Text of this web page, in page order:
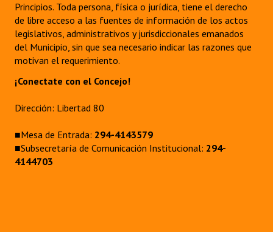
Principios. Toda persona, física o jurídica, tiene el derecho
de libre acceso a las fuentes de información de los actos
legislativos, administrativos y jurisdiccionales emanados
del Municipio, sin que sea necesario indicar las razones que
motivan el requerimiento.
¡Conectate con el Concejo!
Dirección: Libertad 80
■Mesa de Entrada: 294-4143579
■Subsecretaría de Comunicación Institucional: 294-
4144703